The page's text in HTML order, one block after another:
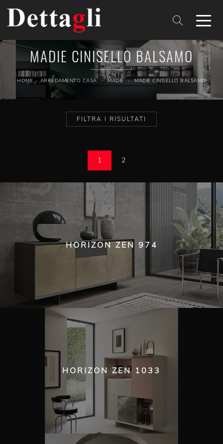
MADIE CINISELLO BALSAMO
HOME - ARREDAMENTO CASA - MADIE - MADIE CINISELLO BALSAMO
FILTRA I RISULTATI
1 2
HORIZON ZEN 974
HORIZON ZEN 1033